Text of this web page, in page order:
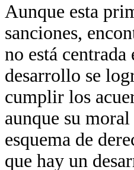
Aunque esta
sanciones,
no está
desarrollo se
cumplir los
aunque su
esquema de
que hay un